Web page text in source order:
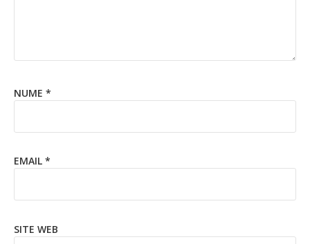
NUME *
EMAIL *
SITE WEB